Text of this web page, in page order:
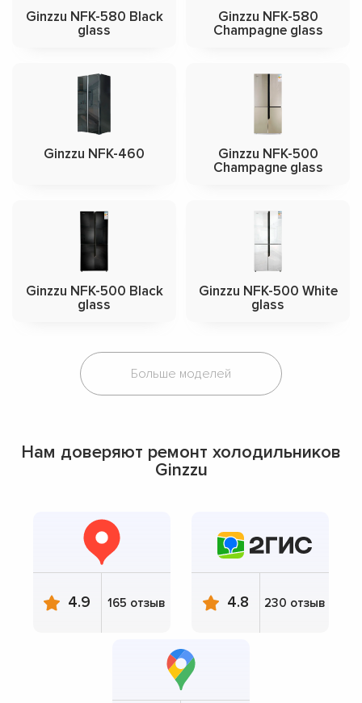
Ginzzu NFK-580 Black
glass
Ginzzu NFK-580
Champagne glass
Ginzzu NFK-460
Ginzzu NFK-500
Champagne glass
Ginzzu NFK-500 Black
glass
Ginzzu NFK-500 White
glass
Больше моделей
Нам доверяют ремонт холодильников
Ginzzu
4.9 165 отзыв 4.8 230 отзыв